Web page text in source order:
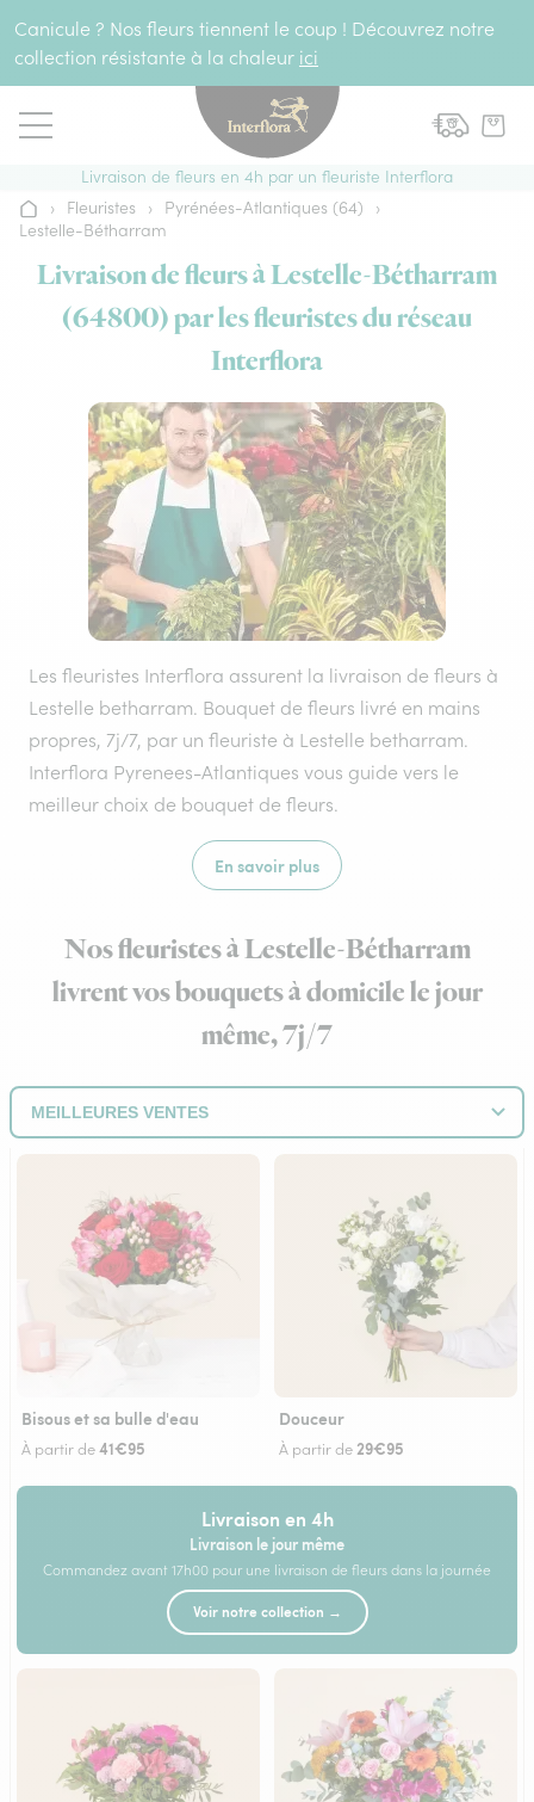
Canicule ? Nos fleurs tiennent le coup ! Découvrez notre
collection résistante à la chaleur ici
Livraison de fleurs en 4h par un fleuriste Interflora
Accueil
› Fleuristes › Pyrénées-Atlantiques (64)
›
Lestelle-Bétharram
Livraison de fleurs à Lestelle-Bétharram
(64800) par les fleuristes du réseau
Interflora
Les fleuristes Interflora assurent la livraison de fleurs à
Lestelle betharram. Bouquet de fleurs livré en mains
propres, 7j/7, par un fleuriste à Lestelle betharram.
Interflora Pyrenees-Atlantiques vous guide vers le
meilleur choix de bouquet de fleurs.
En savoir plus
Nos fleuristes à Lestelle-Bétharram
livrent vos bouquets à domicile le jour
même, 7j/7
Bisous et sa bulle d'eau
À partir de41€95
Douceur
À partir de 29€95
Livraison en 4h
Livraison le jour même
Commandez avant 17h00 pour une livraison de fleurs dans la journée
Voir notre collection →